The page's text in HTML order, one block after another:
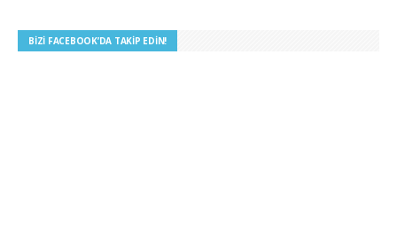
BIZI FACEBOOK’DA TAKIP EDIN!